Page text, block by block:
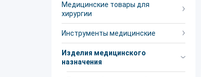
Медицинские товары для
хирургии
Инструменты медицинские
Изделия медицинского
назначения